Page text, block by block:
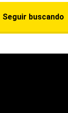
Seguir buscando